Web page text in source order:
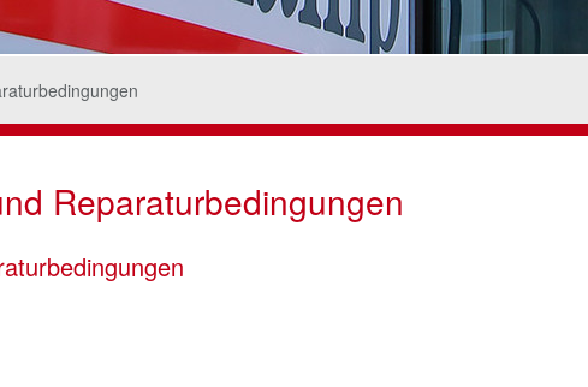
Reparaturbedingungen